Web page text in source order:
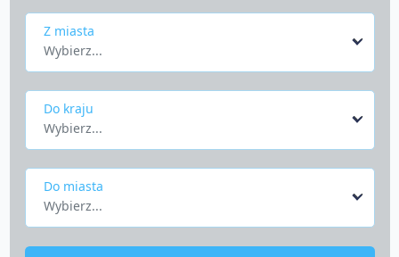
Z miasta
Wybierz...
Do kraju
Wybierz...
Do miasta
Wybierz...